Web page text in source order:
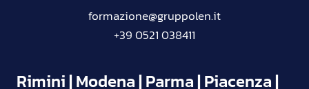
formazione@gruppolen.it
+39 0521 038411
Rimini | Modena | Parma | Piacenza |